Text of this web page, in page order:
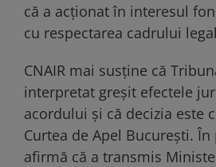
că a acționat în interesul
cu respectarea cadrului
CNAIR mai susține că
interpretat greșit efectele
acordului și că decizia este
Curtea de Apel București.
afirmă că a transmis